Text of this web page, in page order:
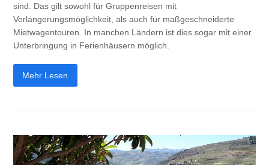
sind. Das gilt sowohl für Gruppenreisen mit
Verlängerungsmöglichkeit, als auch für maßgeschneiderte
Mietwagentouren. In manchen Ländern ist dies sogar mit einer
Unterbringung in Ferienhäusern möglich.
Mehr Lesen